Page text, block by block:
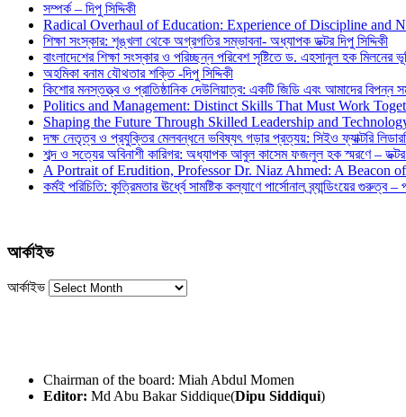
সম্পর্ক – দিপু সিদ্দিকী
Radical Overhaul of Education: Experience of Discipline
শিক্ষা সংস্কার: শৃঙ্খলা থেকে অগ্রগতির সম্ভাবনা- অধ্যাপক ডক্টর দিপু সিদ্দিকী
বাংলাদেশের শিক্ষা সংস্কার ও পরিচ্ছন্ন পরিবেশ সৃষ্টিতে ড. এহসানুল হক মিলনের
অহমিকা বনাম যৌথতার শক্তি -দিপু সিদ্দিকী
কিশোর মনস্তত্ত্ব ও প্রাতিষ্ঠানিক দেউলিয়াত্ব: একটি জিডি এবং আমাদের বিপন্ন
Politics and Management: Distinct Skills That Must Work
Shaping the Future Through Skilled Leadership and
দক্ষ নেতৃত্ব ও প্রযুক্তির মেলবন্ধনে ভবিষ্যৎ গড়ার প্রত্যয়: সিইও ফ্যাক্টরি
শব্দ ও সত্যের অবিনাশী কারিগর: অধ্যাপক আবুল কাসেম ফজলুল হক স্মরণে – ডক্টর
A Portrait of Erudition, Professor Dr. Niaz Ahmed: A Beacon
কর্মই পরিচিতি: কৃত্রিমতার ঊর্ধ্বে সামষ্টিক কল্যাণে পার্সোনাল ব্র্যান্ডিংয়ের গুরুত্ব –
আর্কাইভ
আর্কাইভ
Chairman of the board: Miah Abdul Momen
Editor: Md Abu Bakar Siddique(Dipu Siddiqui)